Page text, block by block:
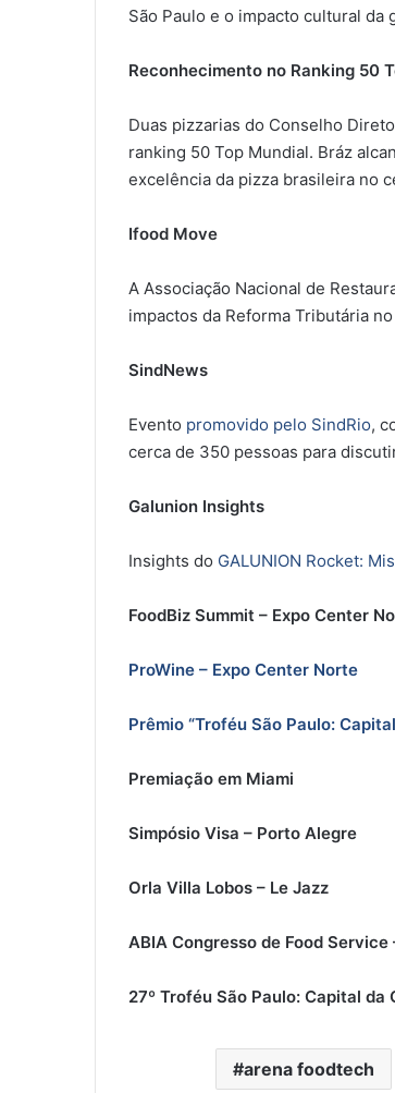
São Paulo e o impacto cultural da
Reconhecimento no Ranking 50
Duas pizzarias do Conselho
ranking 50 Top Mundial. Bráz
excelência da pizza brasileira no
Ifood Move
A Associação Nacional de
impactos da Reforma Tributária
SindNews
Evento promovido pelo SindRio,
cerca de 350 pessoas para
Galunion Insights
Insights do GALUNION Rocket:
FoodBiz Summit – Expo Center
ProWine – Expo Center Norte
Prêmio “Troféu São Paulo:
Premiação em Miami
Simpósio Visa – Porto Alegre
Orla Villa Lobos – Le Jazz
ABIA Congresso de Food
27º Troféu São Paulo: Capital da
arena foodtech